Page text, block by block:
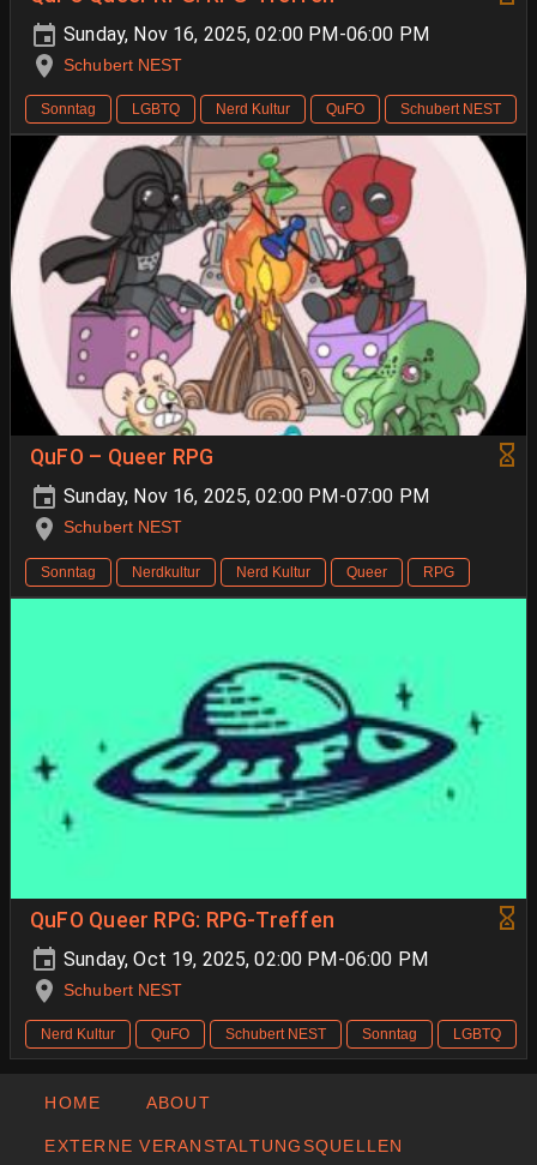
Sunday, Nov 16, 2025, 02:00 PM-06:00 PM
Schubert NEST
Sonntag LGBTQ Nerd Kultur QuFO Schubert NEST
QuFO – Queer RPG
Sunday, Nov 16, 2025, 02:00 PM-07:00 PM
Schubert NEST
Sonntag Nerdkultur Nerd Kultur Queer RPG
QuFO Queer RPG: RPG-Treffen
Sunday, Oct 19, 2025, 02:00 PM-06:00 PM
Schubert NEST
Nerd Kultur QuFO Schubert NEST Sonntag LGBTQ
HOME ABOUT
EXTERNE VERANSTALTUNGSQUELLEN